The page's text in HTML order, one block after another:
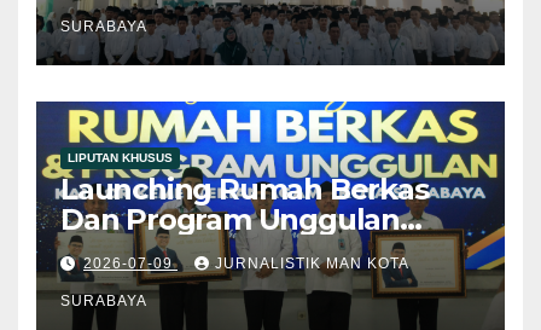
SURABAYA
LIPUTAN KHUSUS
Launching Rumah Berkas
Dan Program Unggulan
Kankemenag Kota Surabaya:
Langkah Inovatif Menuju
Layanan Publik Digital
2026-07-09 JURNALISTIK MAN KOTA
SURABAYA